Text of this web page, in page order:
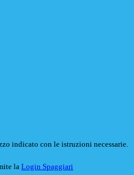
indicato con le istruzioni necessarie.
la Login Spaggiari